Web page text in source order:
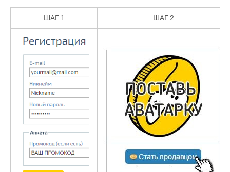
ШАГ 1 ШАГ 2